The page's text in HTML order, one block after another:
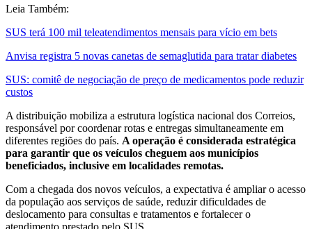
Leia Também:
SUS terá 100 mil teleatendimentos mensais para vício em bets
Anvisa registra 5 novas canetas de semaglutida para tratar diabetes
SUS: comitê de negociação de preço de medicamentos pode reduzir
custos
A distribuição mobiliza a estrutura logística nacional dos Correios,
responsável por coordenar rotas e entregas simultaneamente em
diferentes regiões do país. A operação é considerada estratégica
para garantir que os veículos cheguem aos municípios
beneficiados, inclusive em localidades remotas.
Com a chegada dos novos veículos, a expectativa é ampliar o acesso
da população aos serviços de saúde, reduzir dificuldades de
deslocamento para consultas e tratamentos e fortalecer o
atendimento prestado pelo SUS.